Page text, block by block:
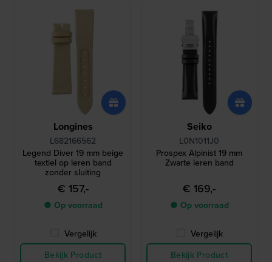
Longines
L682166562
Legend Diver 19 mm beige
textiel op leren band
zonder sluiting
€ 157,-
● Op voorraad
Vergelijk
Bekijk Product
Seiko
L0N1011J0
Prospex Alpinist 19 mm
Zwarte leren band
€ 169,-
● Op voorraad
Vergelijk
Bekijk Product